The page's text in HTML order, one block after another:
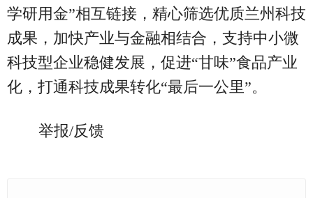
学研用金”相互链接，精心筛选优质兰州科技
成果，加快产业与金融相结合，支持中小微
科技型企业稳健发展，促进“甘味”食品产业
化，打通科技成果转化“最后一公里”。
举报/反馈